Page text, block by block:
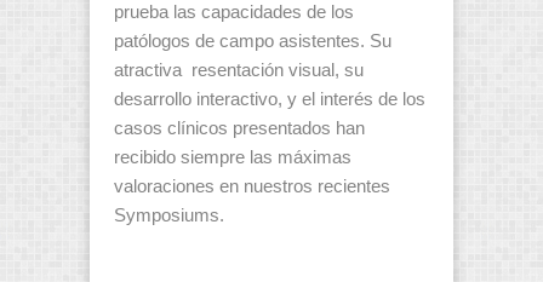
prueba las capacidades de los
patólogos de campo asistentes. Su
atractiva resentación visual, su
desarrollo interactivo, y el interés de los
casos clínicos presentados han
recibido siempre las máximas
valoraciones en nuestros recientes
Symposiums.